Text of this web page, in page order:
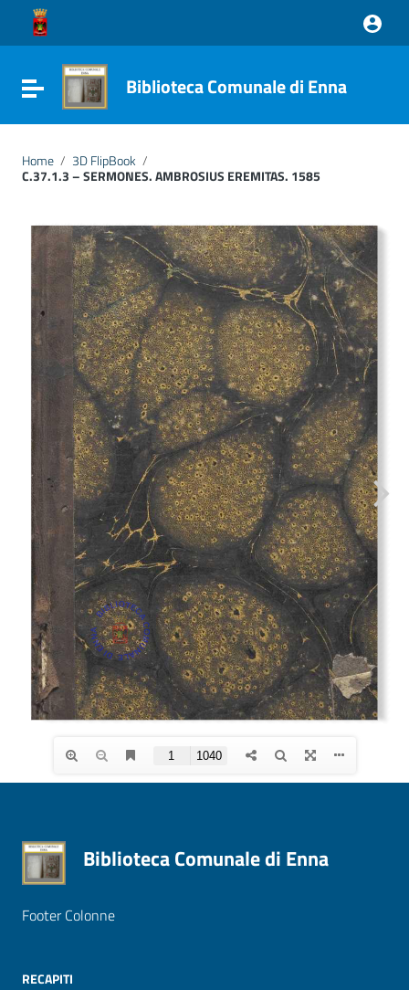
Vai ai contenuti
Vai al menu di navigazione
Vai al footer
Attiva / disattiva la navigazione
Biblioteca Comunale di Enna
Home / 3D FlipBook /
C.37.1.3 – SERMONES. AMBROSIUS EREMITAS. 1585
Biblioteca Comunale di Enna
Footer Colonne
RECAPITI